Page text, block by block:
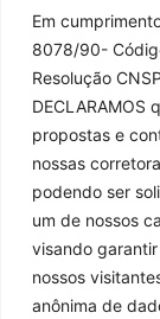
Em
8078/90-
Resolução
DECLARAMOS
propostas e
nossas
podendo ser
um de nossos
visando
nossos
anônima de